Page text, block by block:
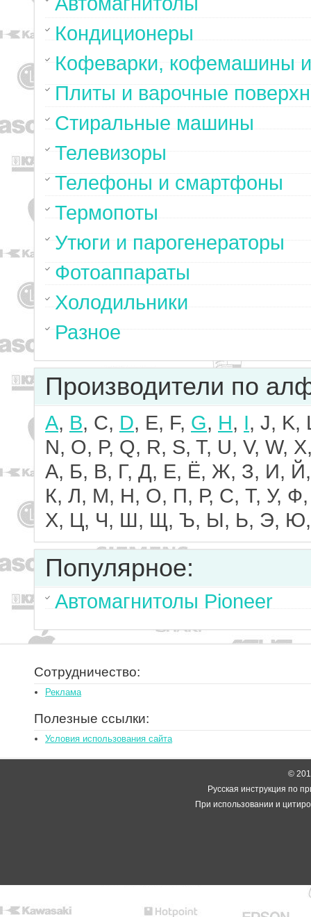
Кондиционеры
Кофеварки, кофемашины
Плиты и варочные
Стиральные машины
Телевизоры
Телефоны и смартфоны
Термопоты
Утюги и парогенераторы
Фотоаппараты
Холодильники
Разное
Производители по
A, B, C, D, E, F, G, H, I, J, K,
N, O, P, Q, R, S, T, U, V, W,
А, Б, В, Г, Д, Е, Ё, Ж, З, И, Й,
К, Л, М, Н, О, П, Р, С, Т, У, Ф,
Х, Ц, Ч, Ш, Щ, Ъ, Ы, Ь, Э,
Популярное:
Автомагнитолы Pioneer
Сотрудничество:
Реклама
Полезные ссылки:
Условия использования сайта
©
Русская инструкция по
При использовании и